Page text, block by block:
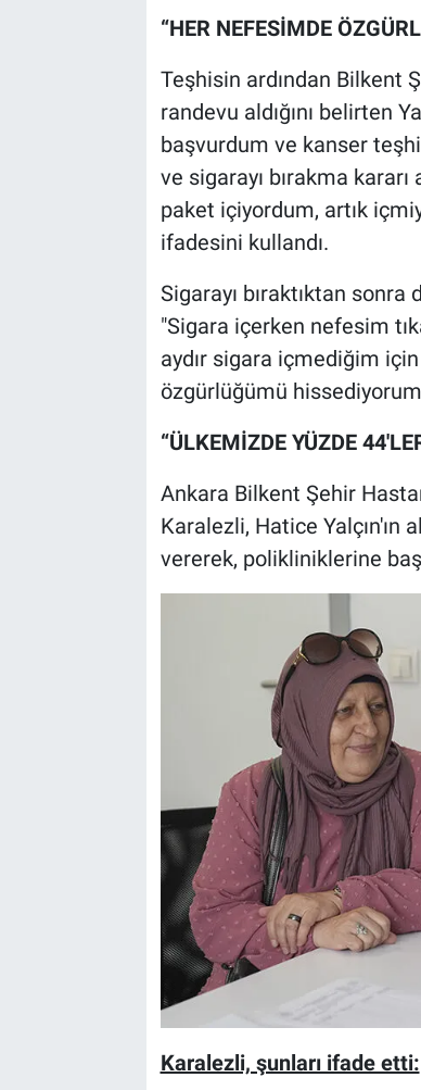
“HER NEFESİMDE
Teşhisin ardından Bilkent
randevu aldığını belirten
başvurdum ve kanser
ve sigarayı bırakma
paket içiyordum, artık
ifadesini kullandı.
Sigarayı bıraktıktan
"Sigara içerken nefesim
aydır sigara içmediğim
özgürlüğümü
“ÜLKEMİZDE YÜZDE
Ankara Bilkent Şehir
Karalezli, Hatice Yalçın'ın
vererek, polikliniklerine
Karalezli, şunları ifade etti: